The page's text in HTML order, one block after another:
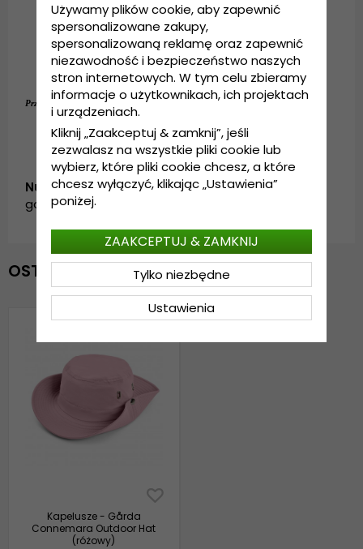
Wykonane z nylonu.
Odporny na wodę.
Dobra ochrona przed słońcem.
Przewodnik po rozmiarach: 55 cm - 59 cm (ONE SIZE)
Numer artykułu:
garda.SH0514003.2.connemara.pink
OSTATNIO OGLĄDANE
Kapelusze - Gårda
Connemara Outdoor Hat
(różowy)
Używamy plików cookie, aby zapewnić
spersonalizowane zakupy,
spersonalizowaną reklamę oraz zapewnić
niezawodność i bezpieczeństwo naszych
stron internetowych. W tym celu zbieramy
informacje o użytkownikach, ich projektach
i urządzeniach.
Kliknij „Zaakceptuj & zamknij”, jeśli
zezwalasz na wszystkie pliki cookie lub
wybierz, które pliki cookie chcesz, a które
chcesz wyłączyć, klikając „Ustawienia”
poniżej.
Ustawienia
Tylko niezbędne
ZAAKCEPTUJ & ZAMKNIJ